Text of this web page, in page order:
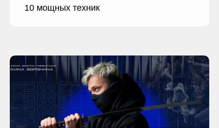
10 мощных техник